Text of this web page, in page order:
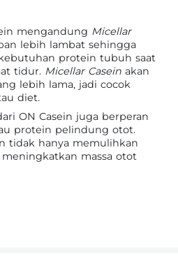
mengandung Micellar
lebih lambat sehingga
protein tubuh saat
tidur. Micellar Casein akan
lebih lama, jadi cocok
diet.
ON Casein juga berperan
protein pelindung otot.
tidak hanya memulihkan
massa otot